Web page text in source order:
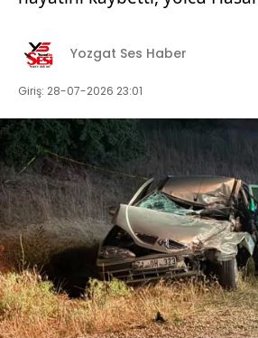
Yozgat Ses Haber
Giriş: 28-07-2026 23:01